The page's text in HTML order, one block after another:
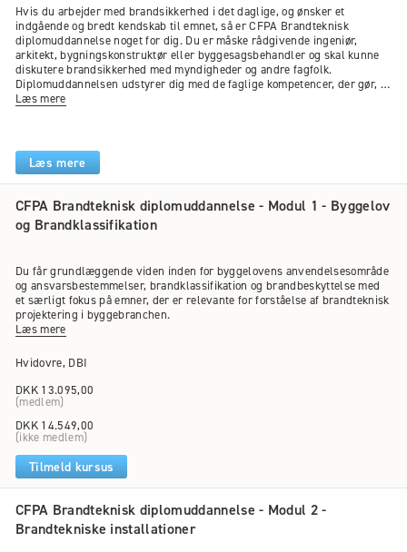
Hvis du arbejder med brandsikkerhed i det daglige, og ønsker et
indgående og bredt kendskab til emnet, så er CFPA Brandteknisk
diplomuddannelse noget for dig. Du er måske rådgivende ingeniør,
arkitekt, bygningskonstruktør eller byggesagsbehandler og skal kunne
diskutere brandsikkerhed med myndigheder og andre fagfolk.
Diplomuddannelsen udstyrer dig med de faglige kompetencer, der gør, at
du fremstår kompetent og troværdig.Uddannelsen følger
for ak kunne opnå en certificering til brandklasse 2. CFPA-uddannelsen
giver dig også en faglig indsigt, der rækker ud over reglerne i
bygningsreglementer, da beredskabsstyrelsens tekniske forskrifter også
indgår som en del af uddannelsen.Samlet pris Den samlede pris for alle
5 moduler inkl. eksamen er i 2026 kr. 90.737,00 for medlemmer af DBI
og kr. 100.818,00 for ikke-medlemmer. Læs mere om DBI medlemskab
Læs mere
Læs mere
CFPA Brandteknisk diplomuddannelse - Modul 1 - Byggelov
og Brandklassifikation
Du får grundlæggende viden inden for byggelovens anvendelsesområde
og ansvarsbestemmelser, brandklassifikation og brandbeskyttelse med
et særligt fokus på emner, der er relevante for forståelse af brandteknisk
projektering i byggebranchen.
Læs mere
Hvidovre, DBI
DKK 13.095,00
(medlem)
DKK 14.549,00
(ikke medlem)
Tilmeld kursus
CFPA Brandteknisk diplomuddannelse - Modul 2 -
Brandtekniske installationer